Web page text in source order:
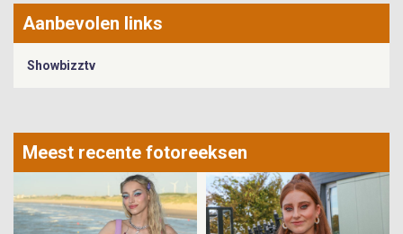
Aanbevolen links
Showbizztv
Meest recente fotoreeksen